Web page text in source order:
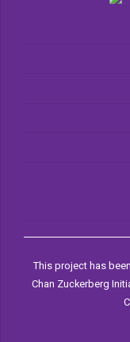
This project has
Chan Zuckerberg